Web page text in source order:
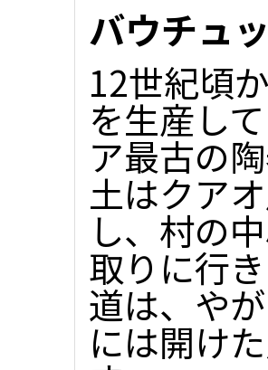
バウチュ
12世紀頃
を生産し
ア最古の
土はクア
し、村の
取りに行
道は、や
には開け